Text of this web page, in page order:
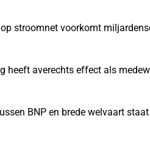
stroomnet voorkomt
heeft averechts effect als
BNP en brede welvaart